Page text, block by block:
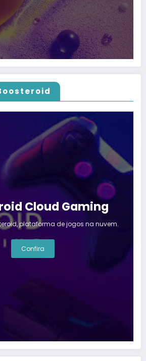
Cloud Gaming
plataforma de jogos na nuvem.
Confira